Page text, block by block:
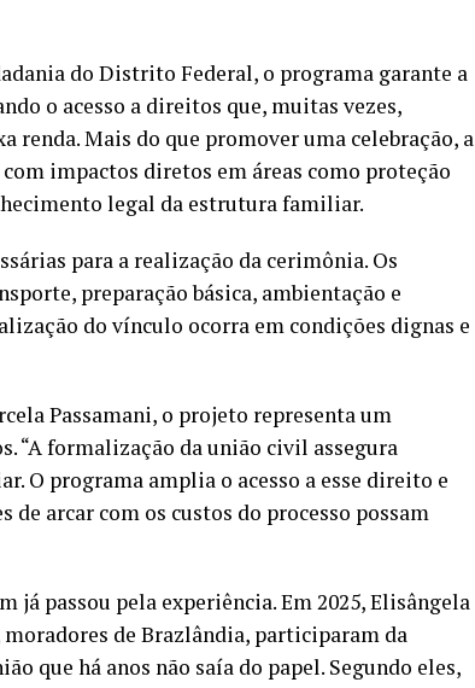
do Distrito Federal, o programa garante a
o acesso a direitos que, muitas vezes,
renda. Mais do que promover uma celebração, a
impactos diretos em áreas como proteção
legal da estrutura familiar.
para a realização da cerimônia. Os
preparação básica, ambientação e
do vínculo ocorra em condições dignas e
Passamani, o projeto representa um
“A formalização da união civil assegura
O programa amplia o acesso a esse direito e
arcar com os custos do processo possam
passou pela experiência. Em 2025, Elisângela
de Brazlândia, participaram da
que há anos não saía do papel. Segundo eles,